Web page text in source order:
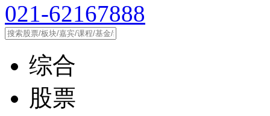
021-62167888
综合
股票